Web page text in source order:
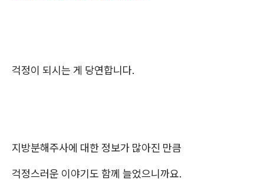
걱정이 되시는 게 당연합니다.
지방분해주사에 대한 정보가 많아진 만큼
걱정스러운 이야기도 함께 늘었으니까요.